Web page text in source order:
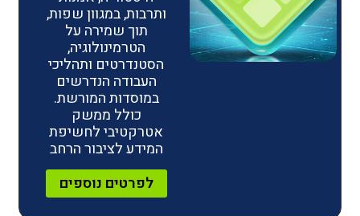
ותרבות, במגוון שפות,
תוך שמירה על
הטרמינולוגיה,
הסטנדרטים ותהליכי
העבודה הנדרשים
במוסדות המורשת.
אטרקטיבי לחשיפת
המידע לציבור הרחב